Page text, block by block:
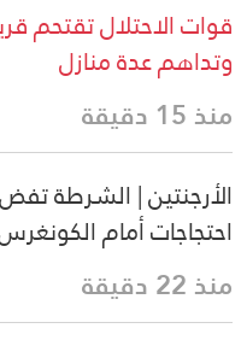
قوات الاحتلال تقتحم
وتداهم عدة منازل
منذ 15 دقيقة
الأرجنتين | الشرطة تفض
احتجاجات أمام
منذ 22 دقيقة